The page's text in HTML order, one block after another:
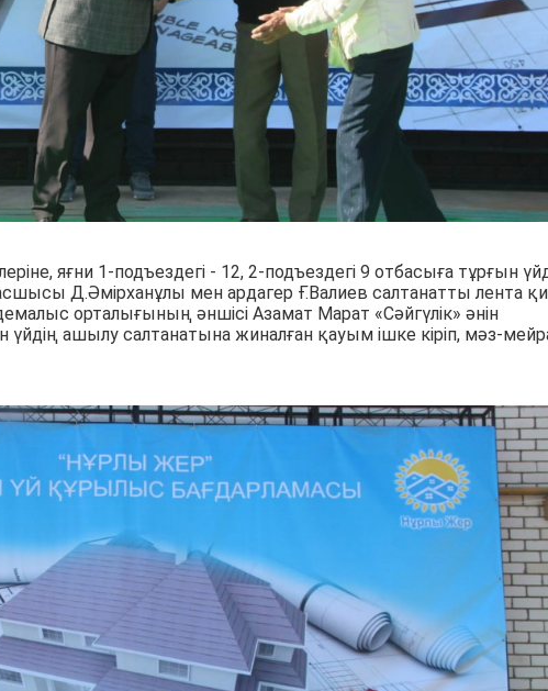
яғни 1-подъездегі - 12, 2-подъездегі 9 отбасыға тұрғын
Д.Әмірханұлы мен ардагер Ғ.Валиев салтанатты лента
орталығының әншісі Азамат Марат «Сәйгүлік» әнін
ашылу салтанатына жиналған қауым ішке кіріп, мәз-